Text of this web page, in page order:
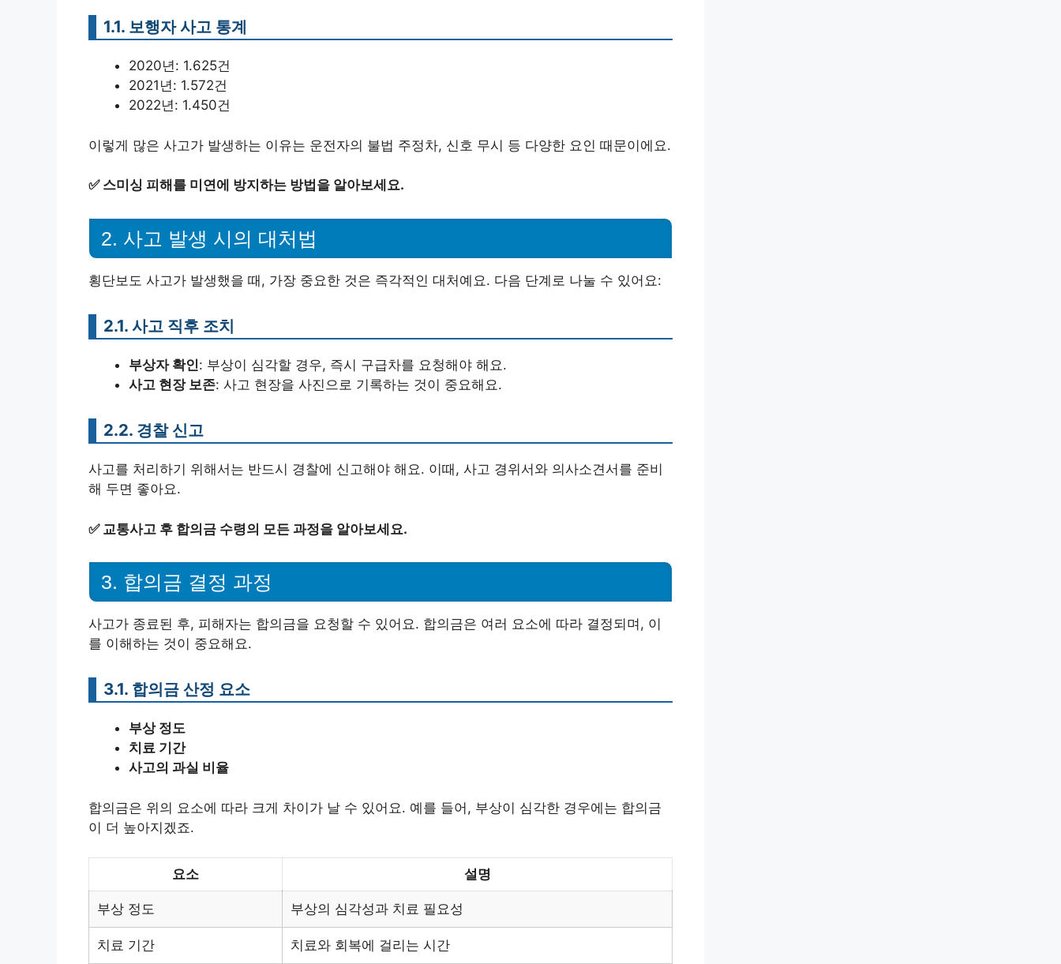
1.1. 보행자 사고 통계
2020년: 1.625건
2021년: 1.572건
2022년: 1.450건
이렇게 많은 사고가 발생하는 이유는 운전자의 불법 주정차, 신호 무시 등 다양한 요인 때문이에요.
✅ 스미싱 피해를 미연에 방지하는 방법을 알아보세요.
2. 사고 발생 시의 대처법
횡단보도 사고가 발생했을 때, 가장 중요한 것은 즉각적인 대처예요. 다음 단계로 나눌 수 있어요:
2.1. 사고 직후 조치
부상자 확인: 부상이 심각할 경우, 즉시 구급차를 요청해야 해요.
사고 현장 보존: 사고 현장을 사진으로 기록하는 것이 중요해요.
2.2. 경찰 신고
사고를 처리하기 위해서는 반드시 경찰에 신고해야 해요. 이때, 사고 경위서와 의사소견서를 준비
해 두면 좋아요.
✅ 교통사고 후 합의금 수령의 모든 과정을 알아보세요.
3. 합의금 결정 과정
사고가 종료된 후, 피해자는 합의금을 요청할 수 있어요. 합의금은 여러 요소에 따라 결정되며, 이
를 이해하는 것이 중요해요.
3.1. 합의금 산정 요소
부상 정도
치료 기간
사고의 과실 비율
합의금은 위의 요소에 따라 크게 차이가 날 수 있어요. 예를 들어, 부상이 심각한 경우에는 합의금
이 더 높아지겠죠.
요소 설명
부상 정도 부상의 심각성과 치료 필요성
치료 기간 치료와 회복에 걸리는 시간